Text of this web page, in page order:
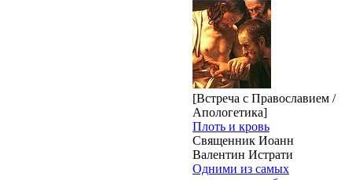
[Встреча с Православием /
Апологетика]
Плоть и кровь
Священник Иоанн
Валентин Истрати
Одними из самых